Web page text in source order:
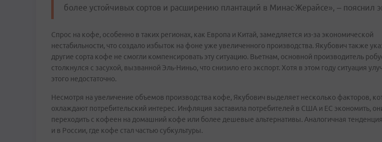
более устойчивых сортов и расширению плантаций в Минас-Жерайсе», – пояснил
Спрос на кофе, особенно в таких регионах, как Европа и Китай, замедляется из-за экономической
нестабильности, что создало избыток на фоне уже увеличенного производства. Якубович также
другие сорта кофе не смогли компенсировать эту ситуацию. Вьетнам, основной производитель
столкнулся с засухой, вызванной Эль-Ниньо, что снизило его экспорт. Хотя в этом году ситуация
этого недостаточно.
Несмотря на увеличение объемов производства кофе, Якубович выделяет несколько факторов,
охлаждают потребительский интерес. Инфляция заставила потребителей в США и ЕС экономить,
переходить с кофеен на домашний кофе или более дешевые альтернативы. Аналогичная
и в России, где кофе стал частью субкультуры.